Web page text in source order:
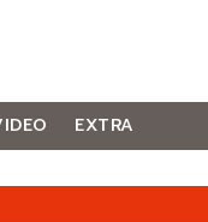
EXTRA